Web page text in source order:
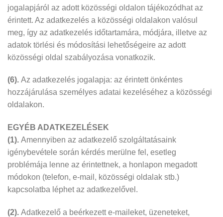
jogalapjáról az adott közösségi oldalon tájékozódhat az
érintett. Az adatkezelés a közösségi oldalakon valósul
meg, így az adatkezelés időtartamára, módjára, illetve az
adatok törlési és módosítási lehetőségeire az adott
közösségi oldal szabályozása vonatkozik.
(6). Az adatkezelés jogalapja: az érintett önkéntes
hozzájárulása személyes adatai kezeléséhez a közösségi
oldalakon.
EGYÉB ADATKEZELÉSEK
(1). Amennyiben az adatkezelő szolgáltatásaink
igénybevétele során kérdés merülne fel, esetleg
problémája lenne az érintettnek, a honlapon megadott
módokon (telefon, e-mail, közösségi oldalak stb.)
kapcsolatba léphet az adatkezelővel.
(2). Adatkezelő a beérkezett e-maileket, üzeneteket,